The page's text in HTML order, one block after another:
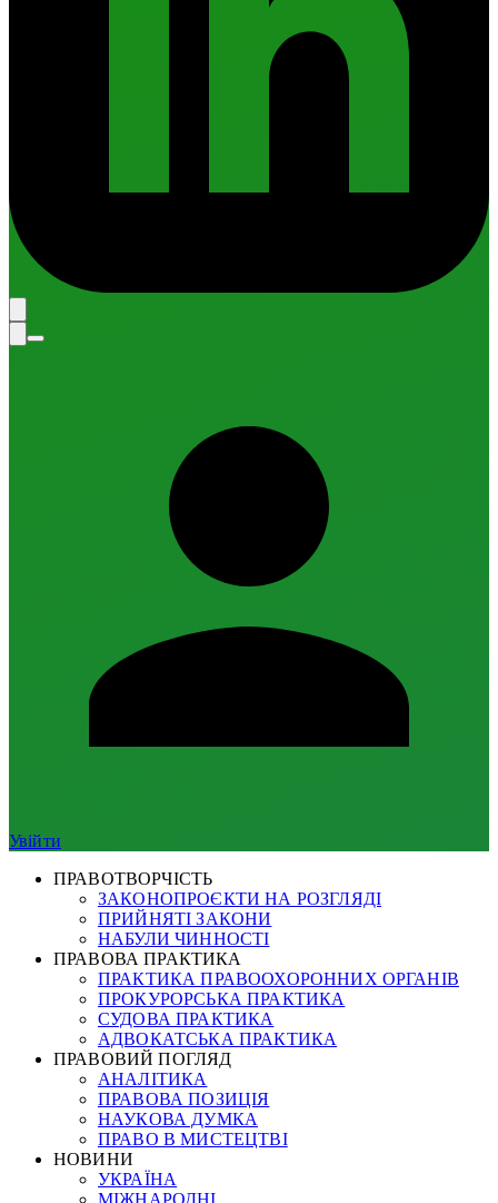
Увійти
ПРАВОТВОРЧІСТЬ
ЗАКОНОПРОЄКТИ НА РОЗГЛЯДІ
ПРИЙНЯТІ ЗАКОНИ
НАБУЛИ ЧИННОСТІ
ПРАВОВА ПРАКТИКА
ПРАКТИКА ПРАВООХОРОННИХ ОРГАНІВ
ПРОКУРОРСЬКА ПРАКТИКА
СУДОВА ПРАКТИКА
АДВОКАТСЬКА ПРАКТИКА
ПРАВОВИЙ ПОГЛЯД
АНАЛІТИКА
ПРАВОВА ПОЗИЦІЯ
НАУКОВА ДУМКА
ПРАВО В МИСТЕЦТВІ
НОВИНИ
УКРАЇНА
МІЖНАРОДНІ